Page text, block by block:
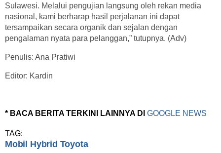
Sulawesi. Melalui pengujian langsung oleh rekan media
nasional, kami berharap hasil perjalanan ini dapat
tersampaikan secara organik dan sejalan dengan
pengalaman nyata para pelanggan,” tutupnya. (Adv)
Penulis: Ana Pratiwi
Editor: Kardin
* BACA BERITA TERKINI LAINNYA DI GOOGLE NEWS
TAG:
Mobil Hybrid Toyota